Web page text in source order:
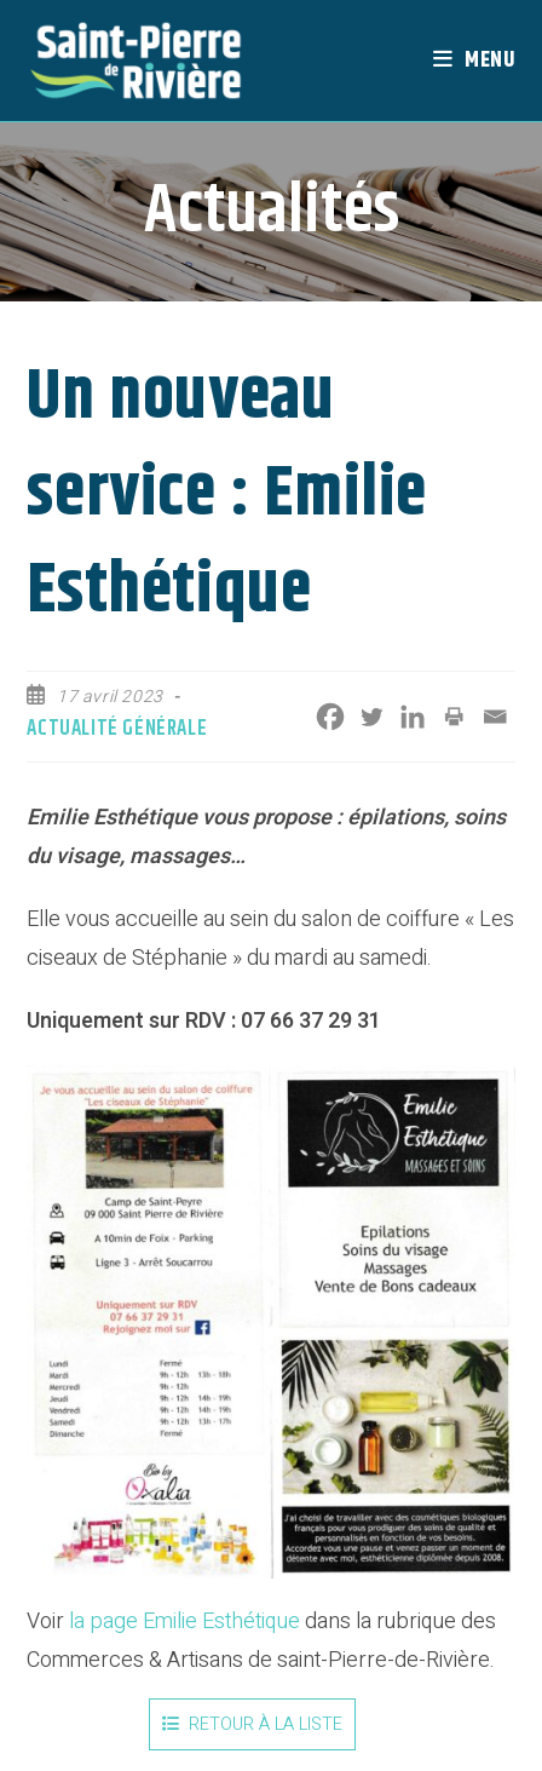
content
MENU
Actualités
Un nouveau
service : Emilie
Esthétique
Publication
publiée :
17 avril 2023
Post
ACTUALITÉ GÉNÉRALE
Emilie Esthétique vous propose : épilations, soins
du visage, massages…
Elle vous accueille au sein du salon de coiffure « Les
ciseaux de Stéphanie » du mardi au samedi.
Uniquement sur RDV : 07 66 37 29 31
Voirla page Emilie Esthétiquedans la rubrique des
Commerces & Artisans de saint-Pierre-de-Rivière.
RETOUR À LA LISTE